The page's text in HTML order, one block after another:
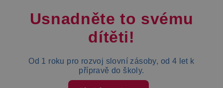
Usnadněte to svému
dítěti!
Od 1 roku pro rozvoj slovní zásoby, od 4 let k
přípravě do školy.